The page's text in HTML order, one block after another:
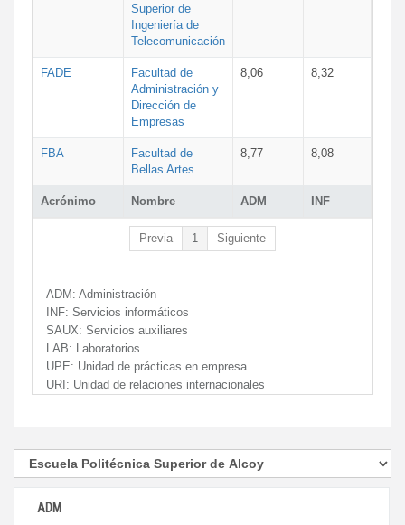
Acrónimo Nombre ADM INF
Superior de
Ingeniería de
Telecomunicación
FADE
Facultad de
Administración y
Dirección de
Empresas
8,06 8,32
FBA
Facultad de
Bellas Artes
8,77 8,08
Previa 1 Siguiente
ADM: Administración
INF: Servicios informáticos
SAUX: Servicios auxiliares
LAB: Laboratorios
UPE: Unidad de prácticas en empresa
URI: Unidad de relaciones internacionales
ADM